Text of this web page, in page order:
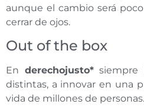
aunque el cambio será
cerrar de ojos.
Out of the box
En derechojusto*siempre
distintas, a innovar en una
vida de millones de personas.